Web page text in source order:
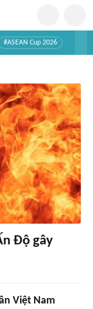
#ASEAN Cup 2026
Độ gây
Việt Nam